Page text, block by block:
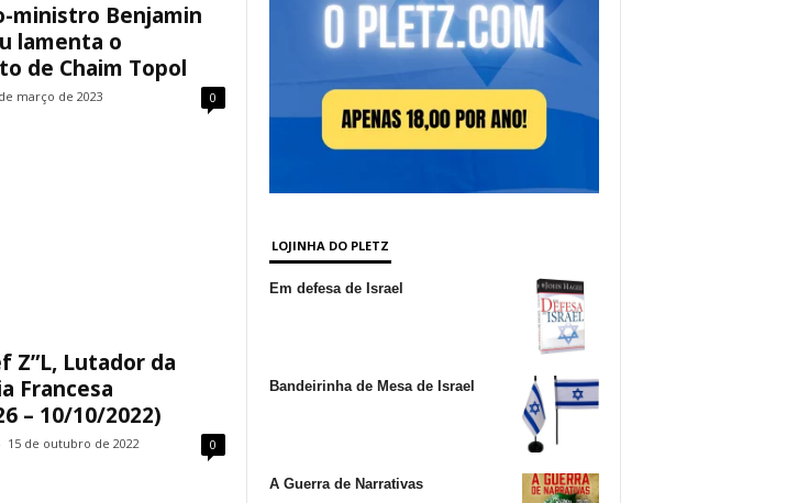
ministro Benjamin
lamenta o
de Chaim Topol
março de 2023 0
Z”L, Lutador da
Francesa
– 10/10/2022)
15 de outubro de 2022 0
LOJINHA DO PLETZ
Em defesa de Israel
Bandeirinha de Mesa de Israel
A Guerra de Narrativas